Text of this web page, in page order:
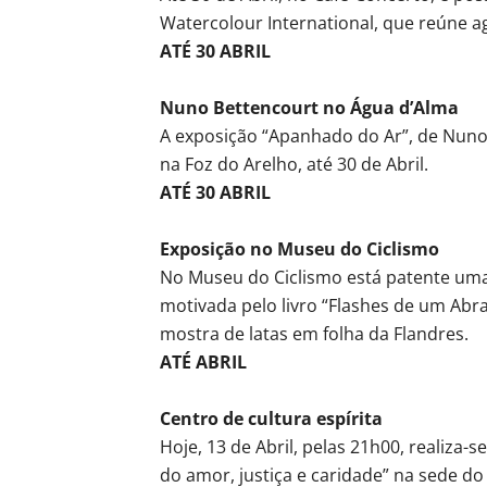
Watercolour International, que reúne
ATÉ 30 ABRIL
Nuno Bettencourt no Água d’Alma
A exposição “Apanhado do Ar”, de
na Foz do Arelho, até 30 de Abril.
ATÉ 30 ABRIL
Exposição no Museu do Ciclismo
No Museu do Ciclismo está patente
motivada pelo livro “Flashes de um
mostra de latas em folha da Flandres.
ATÉ ABRIL
Centro de cultura espírita
Hoje, 13 de Abril, pelas 21h00, realiza-
do amor, justiça e caridade” na sede